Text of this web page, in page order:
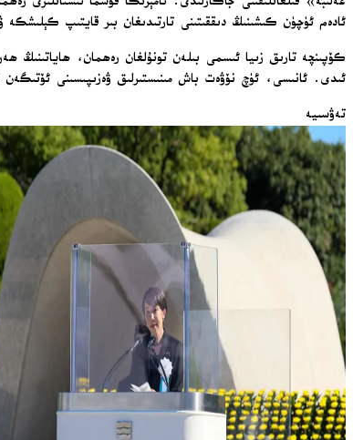
ئادەم ئۈچۈن كىشىنىڭ دىققىتىنى تارتىدىغان بىر قايتىپ كېلىشكە
ئىدى. ئانىسى، ئۈچ نۆۋەت باش مىنىستىرلىق ۋەزىپىسىنى ئۆتىگەن خالىدە
تەۋسىيە